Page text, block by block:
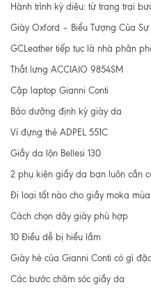
Hành trình kỳ diệu: từ trang trại
Giày Oxford – Biểu Tượng Của Sự
GCLeather tiếp tục là nhà phân
Thắt lưng ACCIAIO 9854SM
Cặp laptop Gianni Conti
Bảo dưỡng định kỳ giày da
Ví đựng thẻ ADPEL 551C
Giầy da lộn Bellesi 130
2 phụ kiện giầy da bạn luôn cần
Đi loại tất nào cho giầy moka mùa
Cách chọn dây giày phù hợp
10 Điều dễ bị hiểu lầm
Giày hè của Gianni Conti có gì
Các bước chăm sóc giầy da